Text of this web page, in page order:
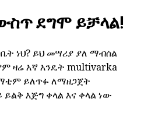
ውስጥ ደግሞ ይቻላል!
ነህ? ይህ መሣሪያ ያለ ማብሰል
ዛሬ እኛ እንዴት multivarka
ይለጥፉ ለማዘጋጀት
እጅግ ቀላል እና ቀላል ነው